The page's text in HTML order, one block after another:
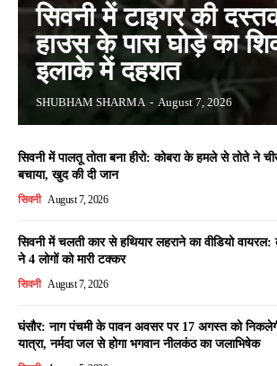
सिवनी में टाइगर की
हाउस के पास घोड़े का
इलाके में दहशत
SHUBHAM SHARMA - August 7, 2026
सिवनी में पालतू तोता बना हीरो: कोबरा के हमले से तोते ने
बचाया, खुद की दी जान
सिवनी August 7, 2026
सिवनी में चलती कार से हथियार लहराने का वीडियो
ने 4 लोगों को मारी टक्कर
सिवनी August 7, 2026
घंसौर: नाग पंचमी के पावन अवसर पर 17 अगस्त को
यात्रा, नर्मदा जल से होगा भगवान नीलकंठ का जलाभिषेक